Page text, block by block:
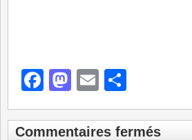
Facebook
Mastodon
Email
Commentaires fermés